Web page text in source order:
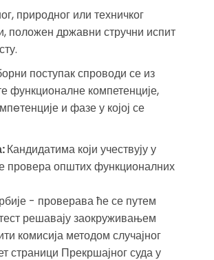
природног или техничког
положен државни стручни испит
поступак спроводи се из
функционалне компетенције,
и фазе у којој се
Кандидатима који учествују у
провера општих функционалних
- проверава ће се путем
решавају заокруживањем
комисија методом случајног
страници Прекршајног суда у